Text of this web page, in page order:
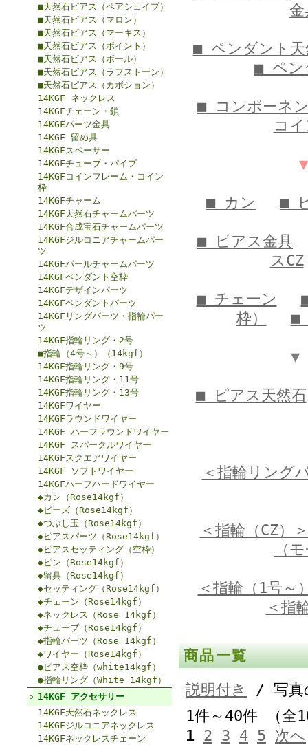
■天然石ピアス（ペアシェイプ）
■天然石ピアス（マロン）
■天然石ピアス（マーキス）
■天然石ピアス（ポイント）
■天然石ピアス（ボール）
■天然石ピアス（ラフストーン）
■天然石ピアス（カボション）
14KGF ネックレス
14KGFチェーン・鎖
14KGFパーツ金具
14KGF 留め具
14KGFスペーサー
14KGFチューブ・パイプ
14KGFコインフレーム・コイン
枠
14KGFチャーム
14KGF天然石チャームパーツ
14KGF合成宝石チャームパーツ
14KGFジルコニアチャームパー
ツ
14KGFパールチャームパーツ
14KGFペンダント空枠
14KGFデザインパーツ
14KGFペンダントパーツ
14KGFリングパーツ・指輪パー
ツ
14KGF指輪リング・2号
■指輪（4号～）（14kgf）
14KGF指輪リング・9号
14KGF指輪リング・11号
14KGF指輪リング・13号
14KGFワイヤー
14KGFラウンドワイヤー
14KGF ハーフラウンドワイヤー
14KGF スパークルワイヤー
14KGFスクエアワイヤー
14KGF ソフトワイヤー
14KGFハーフハードワイヤー
◆カン（Rose14kgf）
◆ビーズ（Rose14kgf）
◆つぶし玉（Rose14kgf）
◆ピアスパーツ（Rose14kgf）
◆ピアスセッティング（空枠）
◆ピン（Rose14kgf）
◆留具（Rose14kgf）
◆セッティング（Rose14kgf）
◆チェーン（Rose14kgf）
◆ネックレス（Rose 14kgf）
◆チューブ（Rose14kgf）
◆指輪パーツ（Rose 14kgf）
◆ワイヤー（Rose14kgf）
●ピアス空枠（white14kgf）
●指輪リング（White 14kgf）
14KGF アクセサリー
14KGF天然石ネックレス
14KGFジルコニアネックレス
14KGFネックレスチェーン
金
■ ペンダント天
■ ペン
■ コンポーネ
コ
■ カン ■
■ ピアス金具
スCZ
■ チェーン
枠）
■
▼
■ ピアス天然石
＜指輪リング
＜指輪（CZ）＞
（
＜指輪（1号～
＜指
商品一覧
説明付き
/ 写真
1件～40件 （
1 2 3 4 5 次へ